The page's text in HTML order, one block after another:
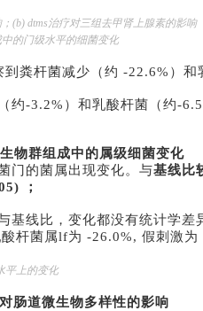
(b) dtms治疗对三组去甲肾上腺素的影响
的门级水平的细菌变化
粪杆菌减少（约 -22.6%）
约-3.2%）和乳酸杆菌（约-
物群组成中的属级细菌变化
门的菌属出现变化。与基线比
；
基线比，变化都没有统计学
杆菌属lf为 -26.0%, 假刺激
平上的变化
肠道微生物多样性的影响